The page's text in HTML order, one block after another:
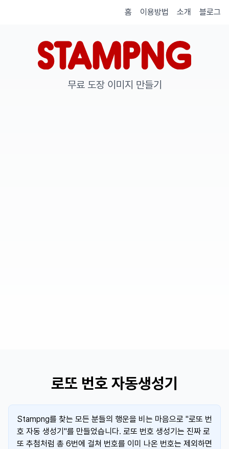
홈 이용방법 소개 블로그
무료 도장 이미지 만들기
로또 번호 자동생성기
Stampng를 찾는 모든 분들의 행운을 비는 마음으로 "로또 번
호 자동 생성기"를 만들었습니다. 로또 번호 생성기는 진짜 로
또 추첨처럼 총 6번에 걸쳐 번호를 이미 나온 번호는 제외하면